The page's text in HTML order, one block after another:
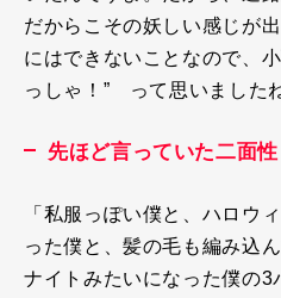
だからこその妖しい感じが
にはできないことなので、
っしゃ！” って思いました
先ほど言っていた二面性
「私服っぽい僕と、ハロウ
った僕と、髪の毛も編み込
ナイトみたいになった僕の3